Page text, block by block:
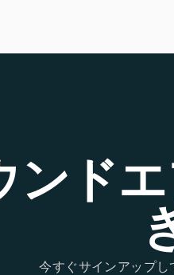
ンド
今すぐサインアップし